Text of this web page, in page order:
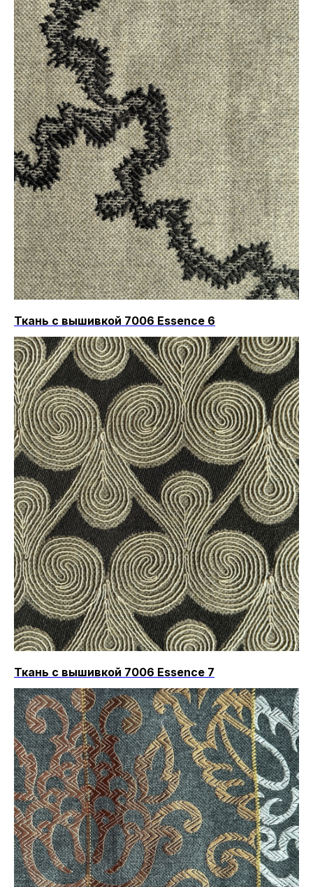
Ткань с вышивкой 7006 Essence 6
Ткань с вышивкой 7006 Essence 7